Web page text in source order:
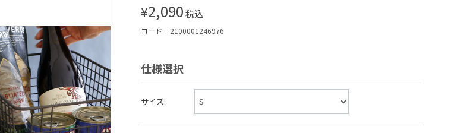
¥2,090税込
コード: 2100001246976
仕様選択
サイズ: